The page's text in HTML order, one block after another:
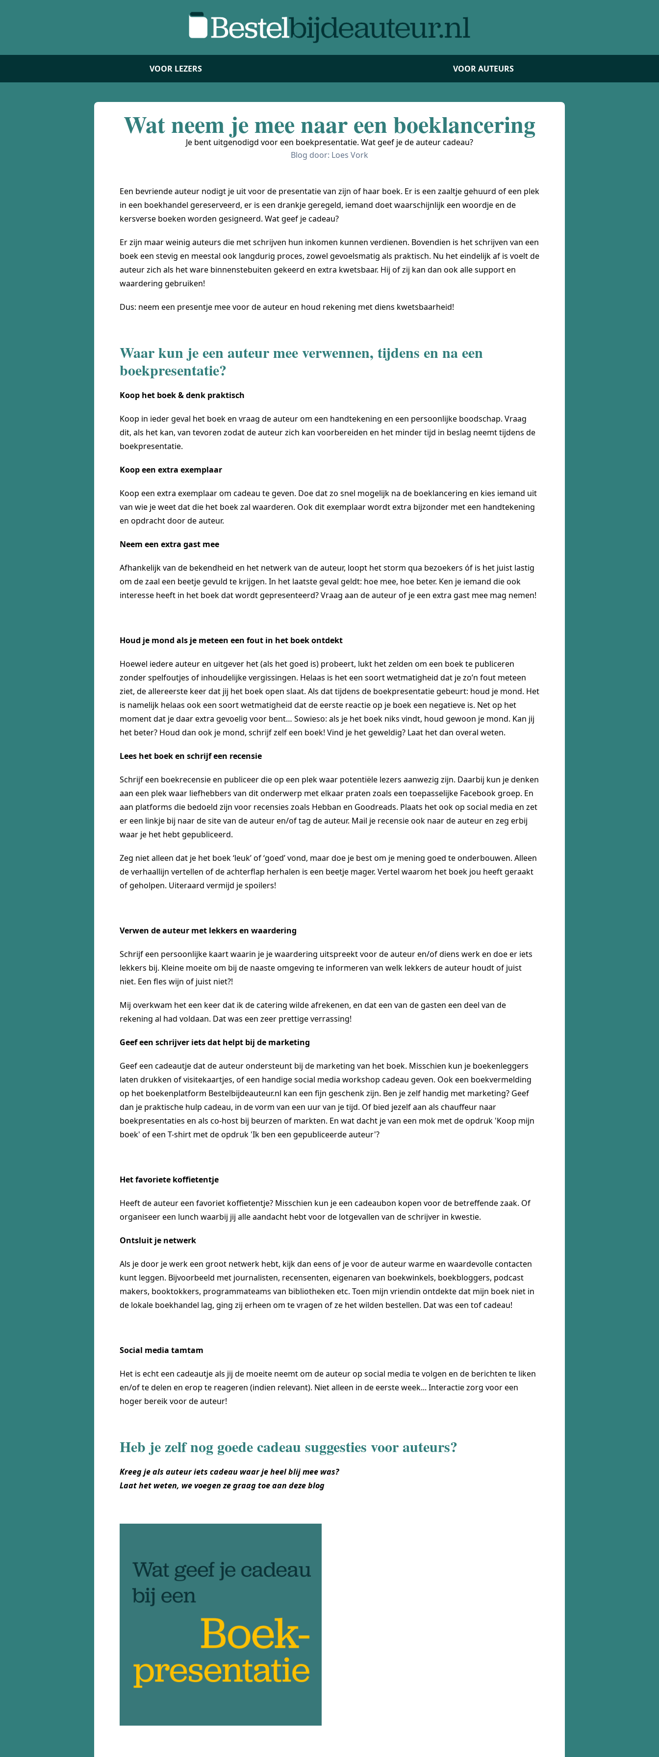
VOOR LEZERS VOOR AUTEURS
Wat neem je mee naar een boeklancering
Je bent uitgenodigd voor een boekpresentatie. Wat geef je de auteur cadeau?
Blog door: Loes Vork
Een bevriende auteur nodigt je uit voor de presentatie van zijn of haar boek. Er is een zaaltje gehuurd of een plek
in een boekhandel gereserveerd, er is een drankje geregeld, iemand doet waarschijnlijk een woordje en de
kersverse boeken worden gesigneerd. Wat geef je cadeau?
Er zijn maar weinig auteurs die met schrijven hun inkomen kunnen verdienen. Bovendien is het schrijven van een
boek een stevig en meestal ook langdurig proces, zowel gevoelsmatig als praktisch. Nu het eindelijk af is voelt de
auteur zich als het ware binnenstebuiten gekeerd en extra kwetsbaar. Hij of zij kan dan ook alle support en
waardering gebruiken!
Dus: neem een presentje mee voor de auteur en houd rekening met diens kwetsbaarheid!
Waar kun je een auteur mee verwennen, tijdens en na een
boekpresentatie?
Koop het boek & denk praktisch
Koop in ieder geval het boek en vraag de auteur om een handtekening en een persoonlijke boodschap. Vraag
dit, als het kan, van tevoren zodat de auteur zich kan voorbereiden en het minder tijd in beslag neemt tijdens de
boekpresentatie.
Koop een extra exemplaar
Koop een extra exemplaar om cadeau te geven. Doe dat zo snel mogelijk na de boeklancering en kies iemand uit
van wie je weet dat die het boek zal waarderen. Ook dit exemplaar wordt extra bijzonder met een handtekening
en opdracht door de auteur.
Neem een extra gast mee
Afhankelijk van de bekendheid en het netwerk van de auteur, loopt het storm qua bezoekers óf is het juist lastig
om de zaal een beetje gevuld te krijgen. In het laatste geval geldt: hoe mee, hoe beter. Ken je iemand die ook
interesse heeft in het boek dat wordt gepresenteerd? Vraag aan de auteur of je een extra gast mee mag nemen!
Houd je mond als je meteen een fout in het boek ontdekt
Hoewel iedere auteur en uitgever het (als het goed is) probeert, lukt het zelden om een boek te publiceren
zonder spelfoutjes of inhoudelijke vergissingen. Helaas is het een soort wetmatigheid dat je zo’n fout meteen
ziet, de allereerste keer dat jij het boek open slaat. Als dat tijdens de boekpresentatie gebeurt: houd je mond. Het
is namelijk helaas ook een soort wetmatigheid dat de eerste reactie op je boek een negatieve is. Net op het
moment dat je daar extra gevoelig voor bent… Sowieso: als je het boek niks vindt, houd gewoon je mond. Kan jij
het beter? Houd dan ook je mond, schrijf zelf een boek! Vind je het geweldig? Laat het dan overal weten.
Lees het boek en schrijf een recensie
Schrijf een boekrecensie en publiceer die op een plek waar potentiële lezers aanwezig zijn. Daarbij kun je denken
aan een plek waar liefhebbers van dit onderwerp met elkaar praten zoals een toepasselijke Facebook groep. En
aan platforms die bedoeld zijn voor recensies zoals Hebban en Goodreads. Plaats het ook op social media en zet
er een linkje bij naar de site van de auteur en/of tag de auteur. Mail je recensie ook naar de auteur en zeg erbij
waar je het hebt gepubliceerd.
Zeg niet alleen dat je het boek ‘leuk’ of ‘goed’ vond, maar doe je best om je mening goed te onderbouwen. Alleen
de verhaallijn vertellen of de achterflap herhalen is een beetje mager. Vertel waarom het boek jou heeft geraakt
of geholpen. Uiteraard vermijd je spoilers!
Verwen de auteur met lekkers en waardering
Schrijf een persoonlijke kaart waarin je je waardering uitspreekt voor de auteur en/of diens werk en doe er iets
lekkers bij. Kleine moeite om bij de naaste omgeving te informeren van welk lekkers de auteur houdt of juist
niet. Een fles wijn of juist niet?!
Mij overkwam het een keer dat ik de catering wilde afrekenen, en dat een van de gasten een deel van de
rekening al had voldaan. Dat was een zeer prettige verrassing!
Geef een schrijver iets dat helpt bij de marketing
Geef een cadeautje dat de auteur ondersteunt bij de marketing van het boek. Misschien kun je boekenleggers
laten drukken of visitekaartjes, of een handige social media workshop cadeau geven. Ook een boekvermelding
op het boekenplatform Bestelbijdeauteur.nl kan een fijn geschenk zijn. Ben je zelf handig met marketing? Geef
dan je praktische hulp cadeau, in de vorm van een uur van je tijd. Of bied jezelf aan als chauffeur naar
boekpresentaties en als co-host bij beurzen of markten. En wat dacht je van een mok met de opdruk 'Koop mijn
boek' of een T-shirt met de opdruk 'Ik ben een gepubliceerde auteur'?
Het favoriete koffietentje
Heeft de auteur een favoriet koffietentje? Misschien kun je een cadeaubon kopen voor de betreffende zaak. Of
organiseer een lunch waarbij jij alle aandacht hebt voor de lotgevallen van de schrijver in kwestie.
Ontsluit je netwerk
Als je door je werk een groot netwerk hebt, kijk dan eens of je voor de auteur warme en waardevolle contacten
kunt leggen. Bijvoorbeeld met journalisten, recensenten, eigenaren van boekwinkels, boekbloggers, podcast
makers, booktokkers, programmateams van bibliotheken etc. Toen mijn vriendin ontdekte dat mijn boek niet in
de lokale boekhandel lag, ging zij erheen om te vragen of ze het wilden bestellen. Dat was een tof cadeau!
Social media tamtam
Het is echt een cadeautje als jij de moeite neemt om de auteur op social media te volgen en de berichten te liken
en/of te delen en erop te reageren (indien relevant). Niet alleen in de eerste week... Interactie zorg voor een
hoger bereik voor de auteur!
Heb je zelf nog goede cadeau suggesties voor auteurs?
Kreeg je als auteur iets cadeau waar je heel blij mee was?
Laat het weten, we voegen ze graag toe aan deze blog